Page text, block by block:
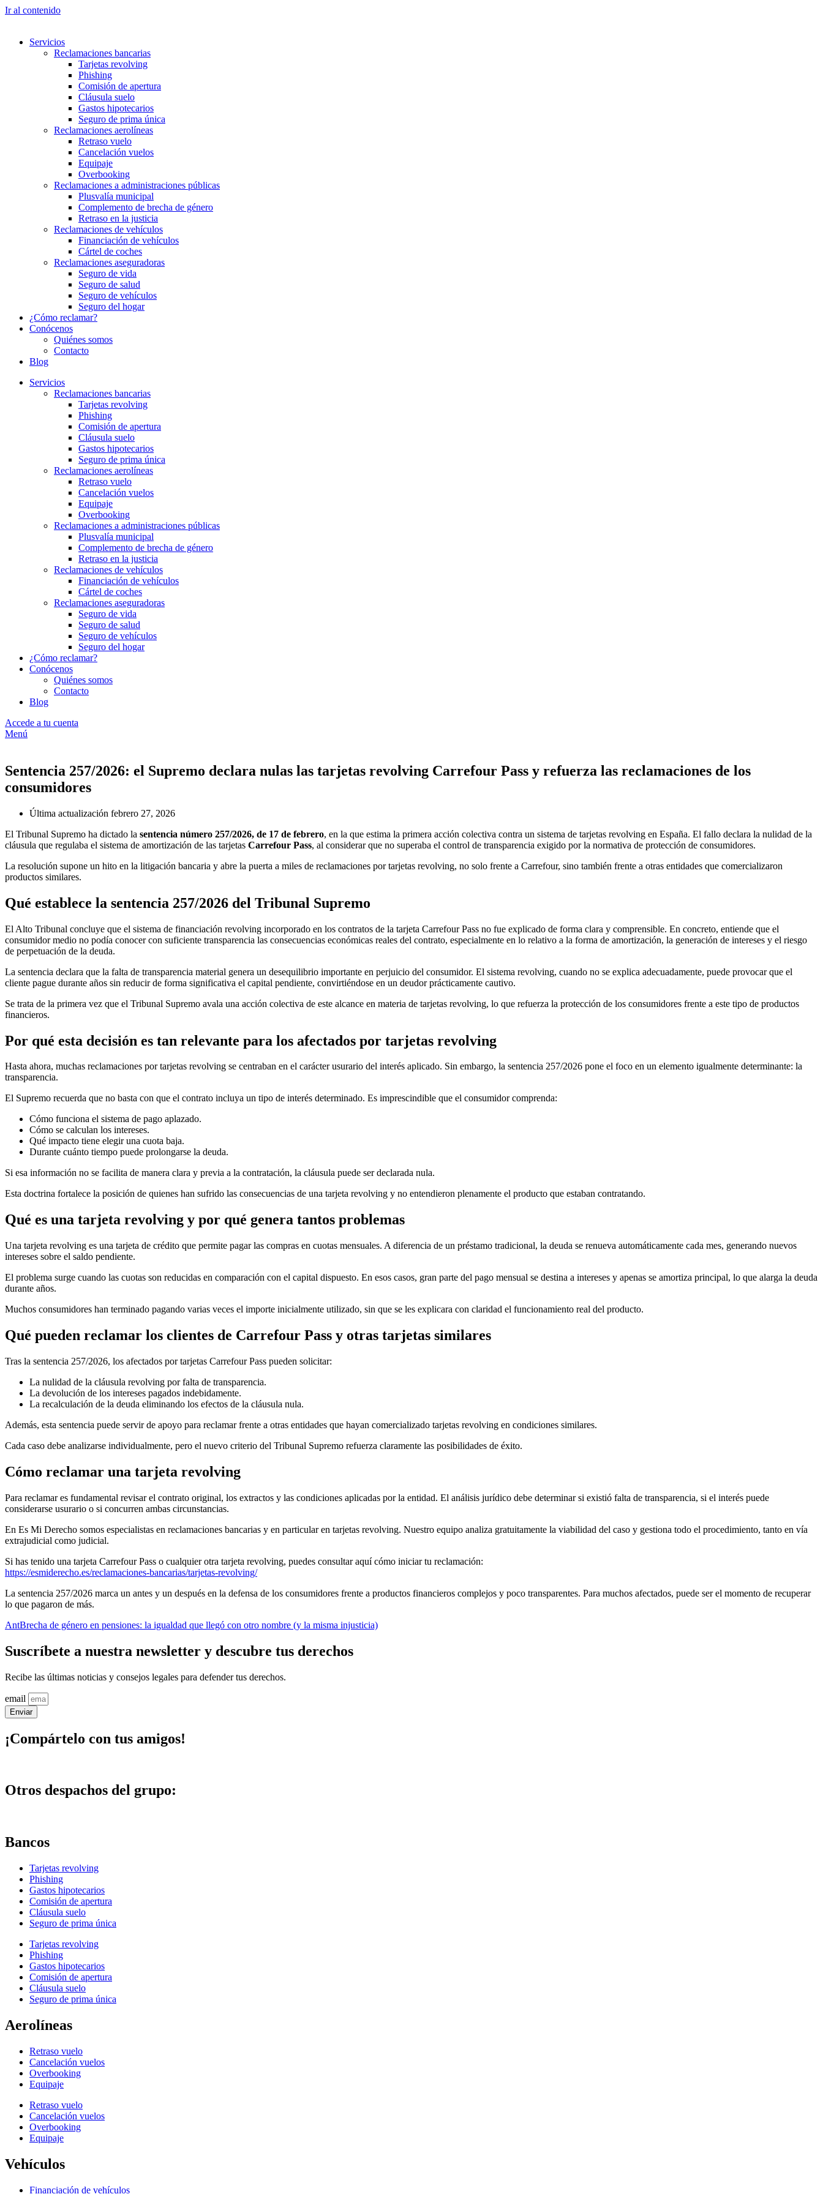
Ir al contenido
Servicios
Reclamaciones bancarias
Tarjetas revolving
Phishing
Comisión de apertura
Cláusula suelo
Gastos hipotecarios
Seguro de prima única
Reclamaciones aerolíneas
Retraso vuelo
Cancelación vuelos
Equipaje
Overbooking
Reclamaciones a administraciones públicas
Plusvalía municipal
Complemento de brecha de género
Retraso en la justicia
Reclamaciones de vehículos
Financiación de vehículos
Cártel de coches
Reclamaciones aseguradoras
Seguro de vida
Seguro de salud
Seguro de vehículos
Seguro del hogar
¿Cómo reclamar?
Conócenos
Quiénes somos
Contacto
Blog
Servicios
Reclamaciones bancarias
Tarjetas revolving
Phishing
Comisión de apertura
Cláusula suelo
Gastos hipotecarios
Seguro de prima única
Reclamaciones aerolíneas
Retraso vuelo
Cancelación vuelos
Equipaje
Overbooking
Reclamaciones a administraciones públicas
Plusvalía municipal
Complemento de brecha de género
Retraso en la justicia
Reclamaciones de vehículos
Financiación de vehículos
Cártel de coches
Reclamaciones aseguradoras
Seguro de vida
Seguro de salud
Seguro de vehículos
Seguro del hogar
¿Cómo reclamar?
Conócenos
Quiénes somos
Contacto
Blog
Accede a tu cuenta
Menú
Sentencia 257/2026: el Supremo declara nulas las tarjetas revolving Carrefour Pass y refuerza las reclamaciones de los
consumidores
Última actualización febrero 27, 2026
El Tribunal Supremo ha dictado la sentencia número 257/2026, de 17 de febrero, en la que estima la primera acción colectiva contra un sistema de tarjetas revolving en España. El fallo declara la nulidad de la
cláusula que regulaba el sistema de amortización de las tarjetas Carrefour Pass, al considerar que no superaba el control de transparencia exigido por la normativa de protección de consumidores.
La resolución supone un hito en la litigación bancaria y abre la puerta a miles de reclamaciones por tarjetas revolving, no solo frente a Carrefour, sino también frente a otras entidades que comercializaron
productos similares.
Qué establece la sentencia 257/2026 del Tribunal Supremo
El Alto Tribunal concluye que el sistema de financiación revolving incorporado en los contratos de la tarjeta Carrefour Pass no fue explicado de forma clara y comprensible. En concreto, entiende que el
consumidor medio no podía conocer con suficiente transparencia las consecuencias económicas reales del contrato, especialmente en lo relativo a la forma de amortización, la generación de intereses y el riesgo
de perpetuación de la deuda.
La sentencia declara que la falta de transparencia material genera un desequilibrio importante en perjuicio del consumidor. El sistema revolving, cuando no se explica adecuadamente, puede provocar que el
cliente pague durante años sin reducir de forma significativa el capital pendiente, convirtiéndose en un deudor prácticamente cautivo.
Se trata de la primera vez que el Tribunal Supremo avala una acción colectiva de este alcance en materia de tarjetas revolving, lo que refuerza la protección de los consumidores frente a este tipo de productos
financieros.
Por qué esta decisión es tan relevante para los afectados por tarjetas revolving
Hasta ahora, muchas reclamaciones por tarjetas revolving se centraban en el carácter usurario del interés aplicado. Sin embargo, la sentencia 257/2026 pone el foco en un elemento igualmente determinante: la
transparencia.
El Supremo recuerda que no basta con que el contrato incluya un tipo de interés determinado. Es imprescindible que el consumidor comprenda:
Cómo funciona el sistema de pago aplazado.
Cómo se calculan los intereses.
Qué impacto tiene elegir una cuota baja.
Durante cuánto tiempo puede prolongarse la deuda.
Si esa información no se facilita de manera clara y previa a la contratación, la cláusula puede ser declarada nula.
Esta doctrina fortalece la posición de quienes han sufrido las consecuencias de una tarjeta revolving y no entendieron plenamente el producto que estaban contratando.
Qué es una tarjeta revolving y por qué genera tantos problemas
Una tarjeta revolving es una tarjeta de crédito que permite pagar las compras en cuotas mensuales. A diferencia de un préstamo tradicional, la deuda se renueva automáticamente cada mes, generando nuevos
intereses sobre el saldo pendiente.
El problema surge cuando las cuotas son reducidas en comparación con el capital dispuesto. En esos casos, gran parte del pago mensual se destina a intereses y apenas se amortiza principal, lo que alarga la deuda
durante años.
Muchos consumidores han terminado pagando varias veces el importe inicialmente utilizado, sin que se les explicara con claridad el funcionamiento real del producto.
Qué pueden reclamar los clientes de Carrefour Pass y otras tarjetas similares
Tras la sentencia 257/2026, los afectados por tarjetas Carrefour Pass pueden solicitar:
La nulidad de la cláusula revolving por falta de transparencia.
La devolución de los intereses pagados indebidamente.
La recalculación de la deuda eliminando los efectos de la cláusula nula.
Además, esta sentencia puede servir de apoyo para reclamar frente a otras entidades que hayan comercializado tarjetas revolving en condiciones similares.
Cada caso debe analizarse individualmente, pero el nuevo criterio del Tribunal Supremo refuerza claramente las posibilidades de éxito.
Cómo reclamar una tarjeta revolving
Para reclamar es fundamental revisar el contrato original, los extractos y las condiciones aplicadas por la entidad. El análisis jurídico debe determinar si existió falta de transparencia, si el interés puede
considerarse usurario o si concurren ambas circunstancias.
En Es Mi Derecho somos especialistas en reclamaciones bancarias y en particular en tarjetas revolving. Nuestro equipo analiza gratuitamente la viabilidad del caso y gestiona todo el procedimiento, tanto en vía
extrajudicial como judicial.
Si has tenido una tarjeta Carrefour Pass o cualquier otra tarjeta revolving, puedes consultar aquí cómo iniciar tu reclamación:
https://esmiderecho.es/reclamaciones-bancarias/tarjetas-revolving/
La sentencia 257/2026 marca un antes y un después en la defensa de los consumidores frente a productos financieros complejos y poco transparentes. Para muchos afectados, puede ser el momento de recuperar
lo que pagaron de más.
AntBrecha de género en pensiones: la igualdad que llegó con otro nombre (y la misma injusticia)
Suscríbete a nuestra newsletter y descubre tus derechos
Recibe las últimas noticias y consejos legales para defender tus derechos.
email
Enviar
¡Compártelo con tus amigos!
Otros despachos del grupo:
Bancos
Tarjetas revolving
Phishing
Gastos hipotecarios
Comisión de apertura
Cláusula suelo
Seguro de prima única
Tarjetas revolving
Phishing
Gastos hipotecarios
Comisión de apertura
Cláusula suelo
Seguro de prima única
Aerolíneas
Retraso vuelo
Cancelación vuelos
Overbooking
Equipaje
Retraso vuelo
Cancelación vuelos
Overbooking
Equipaje
Vehículos
Financiación de vehículos